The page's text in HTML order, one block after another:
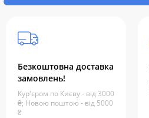
Безкоштовна доставка
замовлень!
Кур'єром по Києву - від 3000
₴; Новою поштою - від 5000
₴